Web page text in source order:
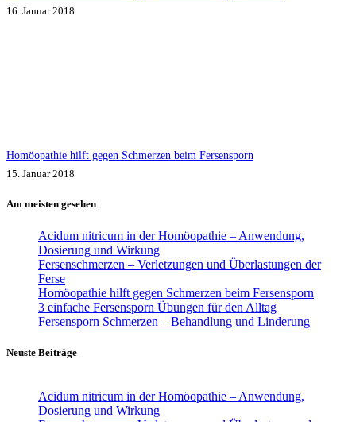
16. Januar 2018
Homöopathie hilft gegen Schmerzen beim Fersensporn
15. Januar 2018
Am meisten gesehen
Acidum nitricum in der Homöopathie – Anwendung,
Dosierung und Wirkung
Fersenschmerzen – Verletzungen und Überlastungen der
Ferse
Homöopathie hilft gegen Schmerzen beim Fersensporn
3 einfache Fersensporn Übungen für den Alltag
Fersensporn Schmerzen – Behandlung und Linderung
Neuste Beiträge
Acidum nitricum in der Homöopathie – Anwendung,
Dosierung und Wirkung